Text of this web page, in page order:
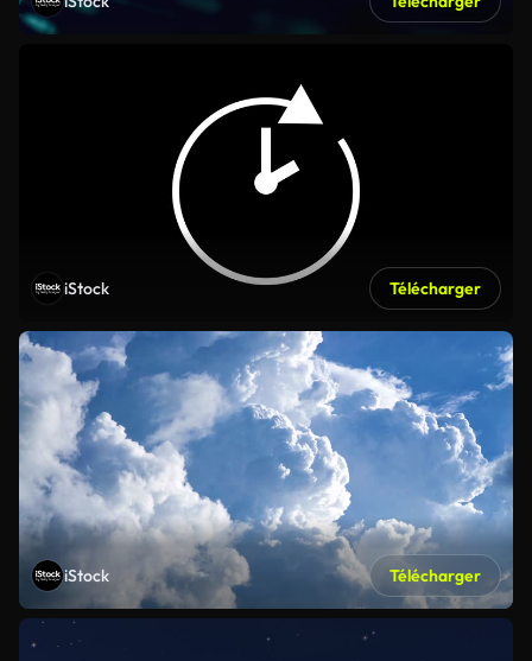
iStock Télécharger
iStock Télécharger